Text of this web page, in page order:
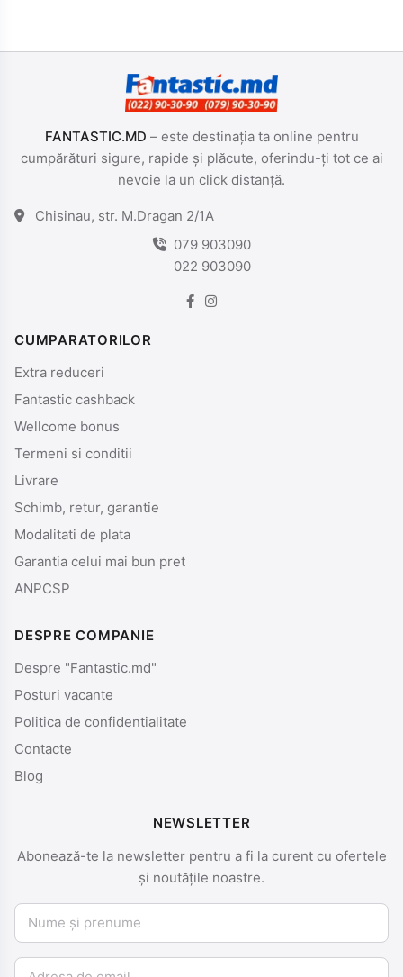
FANTASTIC.MD – este destinația ta online pentru
cumpărături sigure, rapide și plăcute, oferindu-ți tot ce ai
nevoie la un click distanță.
Chisinau, str. M.Dragan 2/1A
079 903090
022 903090
CUMPARATORILOR
Extra reduceri
Fantastic cashback
Wellcome bonus
Termeni si conditii
Livrare
Schimb, retur, garantie
Modalitati de plata
Garantia celui mai bun pret
ANPCSP
DESPRE COMPANIE
Despre "Fantastic.md"
Posturi vacante
Politica de confidentialitate
Contacte
Blog
NEWSLETTER
Abonează-te la newsletter pentru a fi la curent cu ofertele
și noutățile noastre.
Nume și prenume
Email